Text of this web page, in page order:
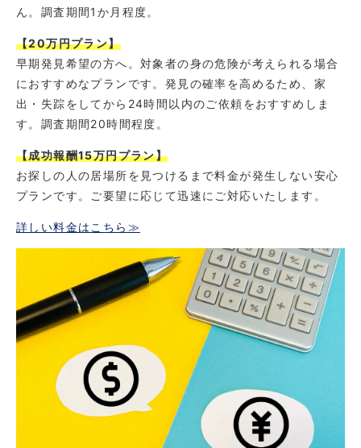
ん。調査期間1か月程度。
【20万円プラン】
早期発見希望の方へ。対象者の身の危険が考えられる場合
におすすめなプランです。発見の確率を高めるため、家
出・失踪をしてから24時間以内のご依頼をおすすめしま
す。調査期間20時間程度。
【成功報酬15万円プラン】
お探しの人の居場所を見つけるまで料金が発生しない安心
プランです。ご要望に応じて迅速にご対応いたします。
詳しい料金はこちら≫